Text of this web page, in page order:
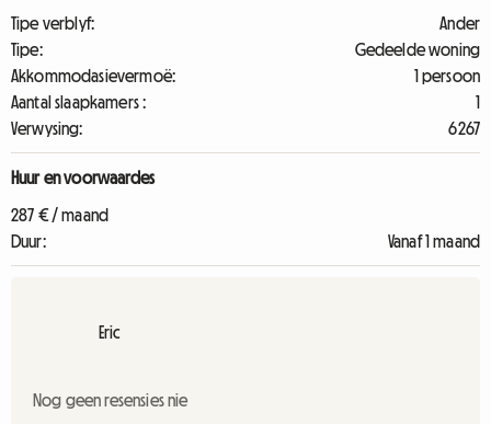
Tipe verblyf:
Ander
Tipe:
Gedeelde woning
Akkommodasievermoë:
1 persoon
Aantal slaapkamers :
1
Verwysing:
6267
Huur en voorwaardes
287 € / maand
Duur:
Vanaf 1 maand
Eric
Nog geen resensies nie